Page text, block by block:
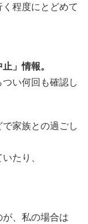
程度にとどめて
」情報。
い何回も確認し
家族との過ごし
たり、
、私の場合は